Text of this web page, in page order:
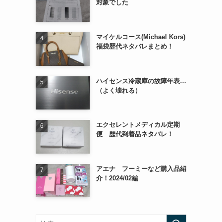
対象でした
マイケルコース(Michael Kors)
福袋歴代ネタバレまとめ！
ハイセンス冷蔵庫の故障年表…
（よく壊れる）
エクセレントメディカル定期
便 歴代到着品ネタバレ！
アエナ フーミーなど購入品紹
介！2024/02編